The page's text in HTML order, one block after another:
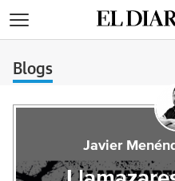
Blogs
Javier